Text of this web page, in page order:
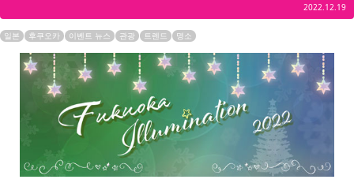
繁體中文
English
ภาษาไทย
tiéng Viêt
Bahasa Indonesia
2022.12.19
일본 후쿠오카 이벤트 뉴스 관광 트렌드 명소